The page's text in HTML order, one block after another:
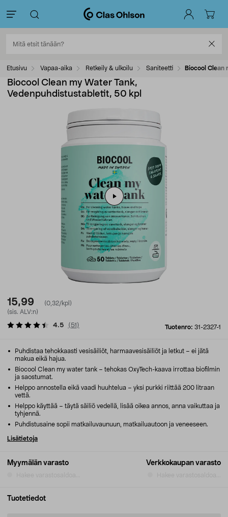
Etusivu Vapaa-aika Retkeily & ulkoilu Saniteetti Biocool
Biocool Clean my Water Tank,
Vedenpuhdistustabletit, 50 kpl
15,99
(0,32/kpl)
(sis. ALV:n)
Tuotenro: 31-2327-1
4.5 ( 51 )
Myymälän varasto Verkkokaupan varasto
Puhdistaa tehokkaasti vesisäiliöt, harmaavesisäiliöt ja letkut – ei jätä
makua eikä hajua.
Biocool Clean my water tank – tehokas OxyTech-kaava irrottaa biofilmin
ja saostumat.
Helppo annostella eikä vaadi huuhtelua – yksi purkki riittää 200 litraan
vettä.
Helppo käyttää – täytä säiliö vedellä, lisää oikea annos, anna vaikuttaa ja
tyhjennä.
Puhdistusaine sopii matkailuvaunuun, matkailuautoon ja veneeseen.
Lisätietoja
Tuotetiedot